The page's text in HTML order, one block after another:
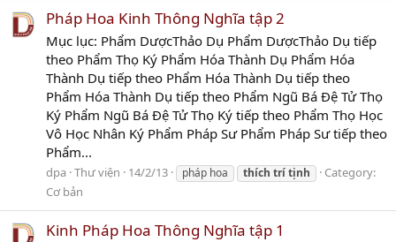
Pháp Hoa Kinh Thông Nghĩa tập 2
Mục lục: Phẩm DượcThảo Dụ Phẩm DượcThảo Dụ tiếp
theo Phẩm Thọ Ký Phẩm Hóa Thành Dụ Phẩm Hóa
Thành Dụ tiếp theo Phẩm Hóa Thành Dụ tiếp theo
Phẩm Hóa Thành Dụ tiếp theo Phẩm Ngũ Bá Đệ Tử Thọ
Ký Phẩm Ngũ Bá Đệ Tử Thọ Ký tiếp theo Phẩm Thọ Học
Vô Học Nhân Ký Phẩm Pháp Sư Phẩm Pháp Sư tiếp theo
Phẩm...
dpa Thư viện 14/2/13 pháp hoa thích trítịnh
Category:
Cơ bản
Kinh Pháp Hoa Thông Nghĩa tập 1